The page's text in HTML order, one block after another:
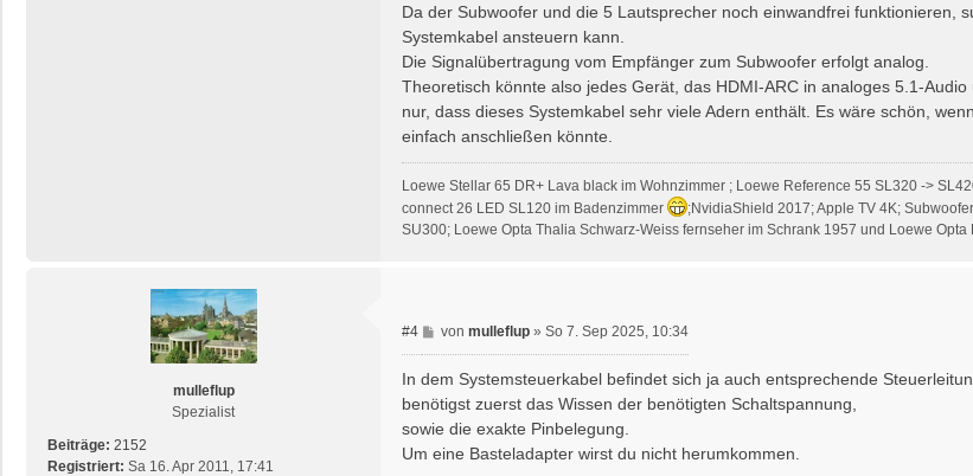
Da der Subwoofer und die 5 Lautsprecher noch einwandfrei funktionieren,
Systemkabel ansteuern kann.
Die Signalübertragung vom Empfänger zum Subwoofer erfolgt analog.
Theoretisch könnte also jedes Gerät, das HDMI-ARC in analoges 5.1-
nur, dass dieses Systemkabel sehr viele Adern enthält. Es wäre schön,
einfach anschließen könnte.
Loewe Stellar 65 DR+ Lava black im Wohnzimmer ; Loewe Reference 55 SL320 ->
connect 26 LED SL120 im Badenzimmer
;NvidiaShield 2017; Apple TV 4K;
SU300; Loewe Opta Thalia Schwarz-Weiss fernseher im Schrank 1957 und Loewe
mulleflup
Spezialist
Beiträge: 2152
Registriert: Sa 16. Apr 2011, 17:41
#4
B
e
r
a
g
von mulleflup» So 7. Sep 2025, 10:34
In dem Systemsteuerkabel befindet sich ja auch entsprechende
benötigst zuerst das Wissen der benötigten Schaltspannung,
sowie die exakte Pinbelegung.
Um eine Basteladapter wirst du nicht herumkommen.